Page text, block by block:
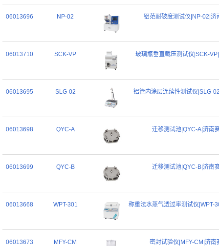
06013696 NP-02 铝范耐破度测试仪|NP-02|济
06013710 SCK-VP 玻璃瓶垂直载压测试仪|SCK-
06013695 SLG-02 铝管内涂层连续性测试仪|SLG-
06013698 QYC-A 迁移测试池|QYC-A|济南
06013699 QYC-B 迁移测试池|QYC-B|济南
06013668 WPT-301 称重法水蒸气透过率测试仪|WPT-
06013673 MFY-CM 密封试验仪|MFY-CM|济南